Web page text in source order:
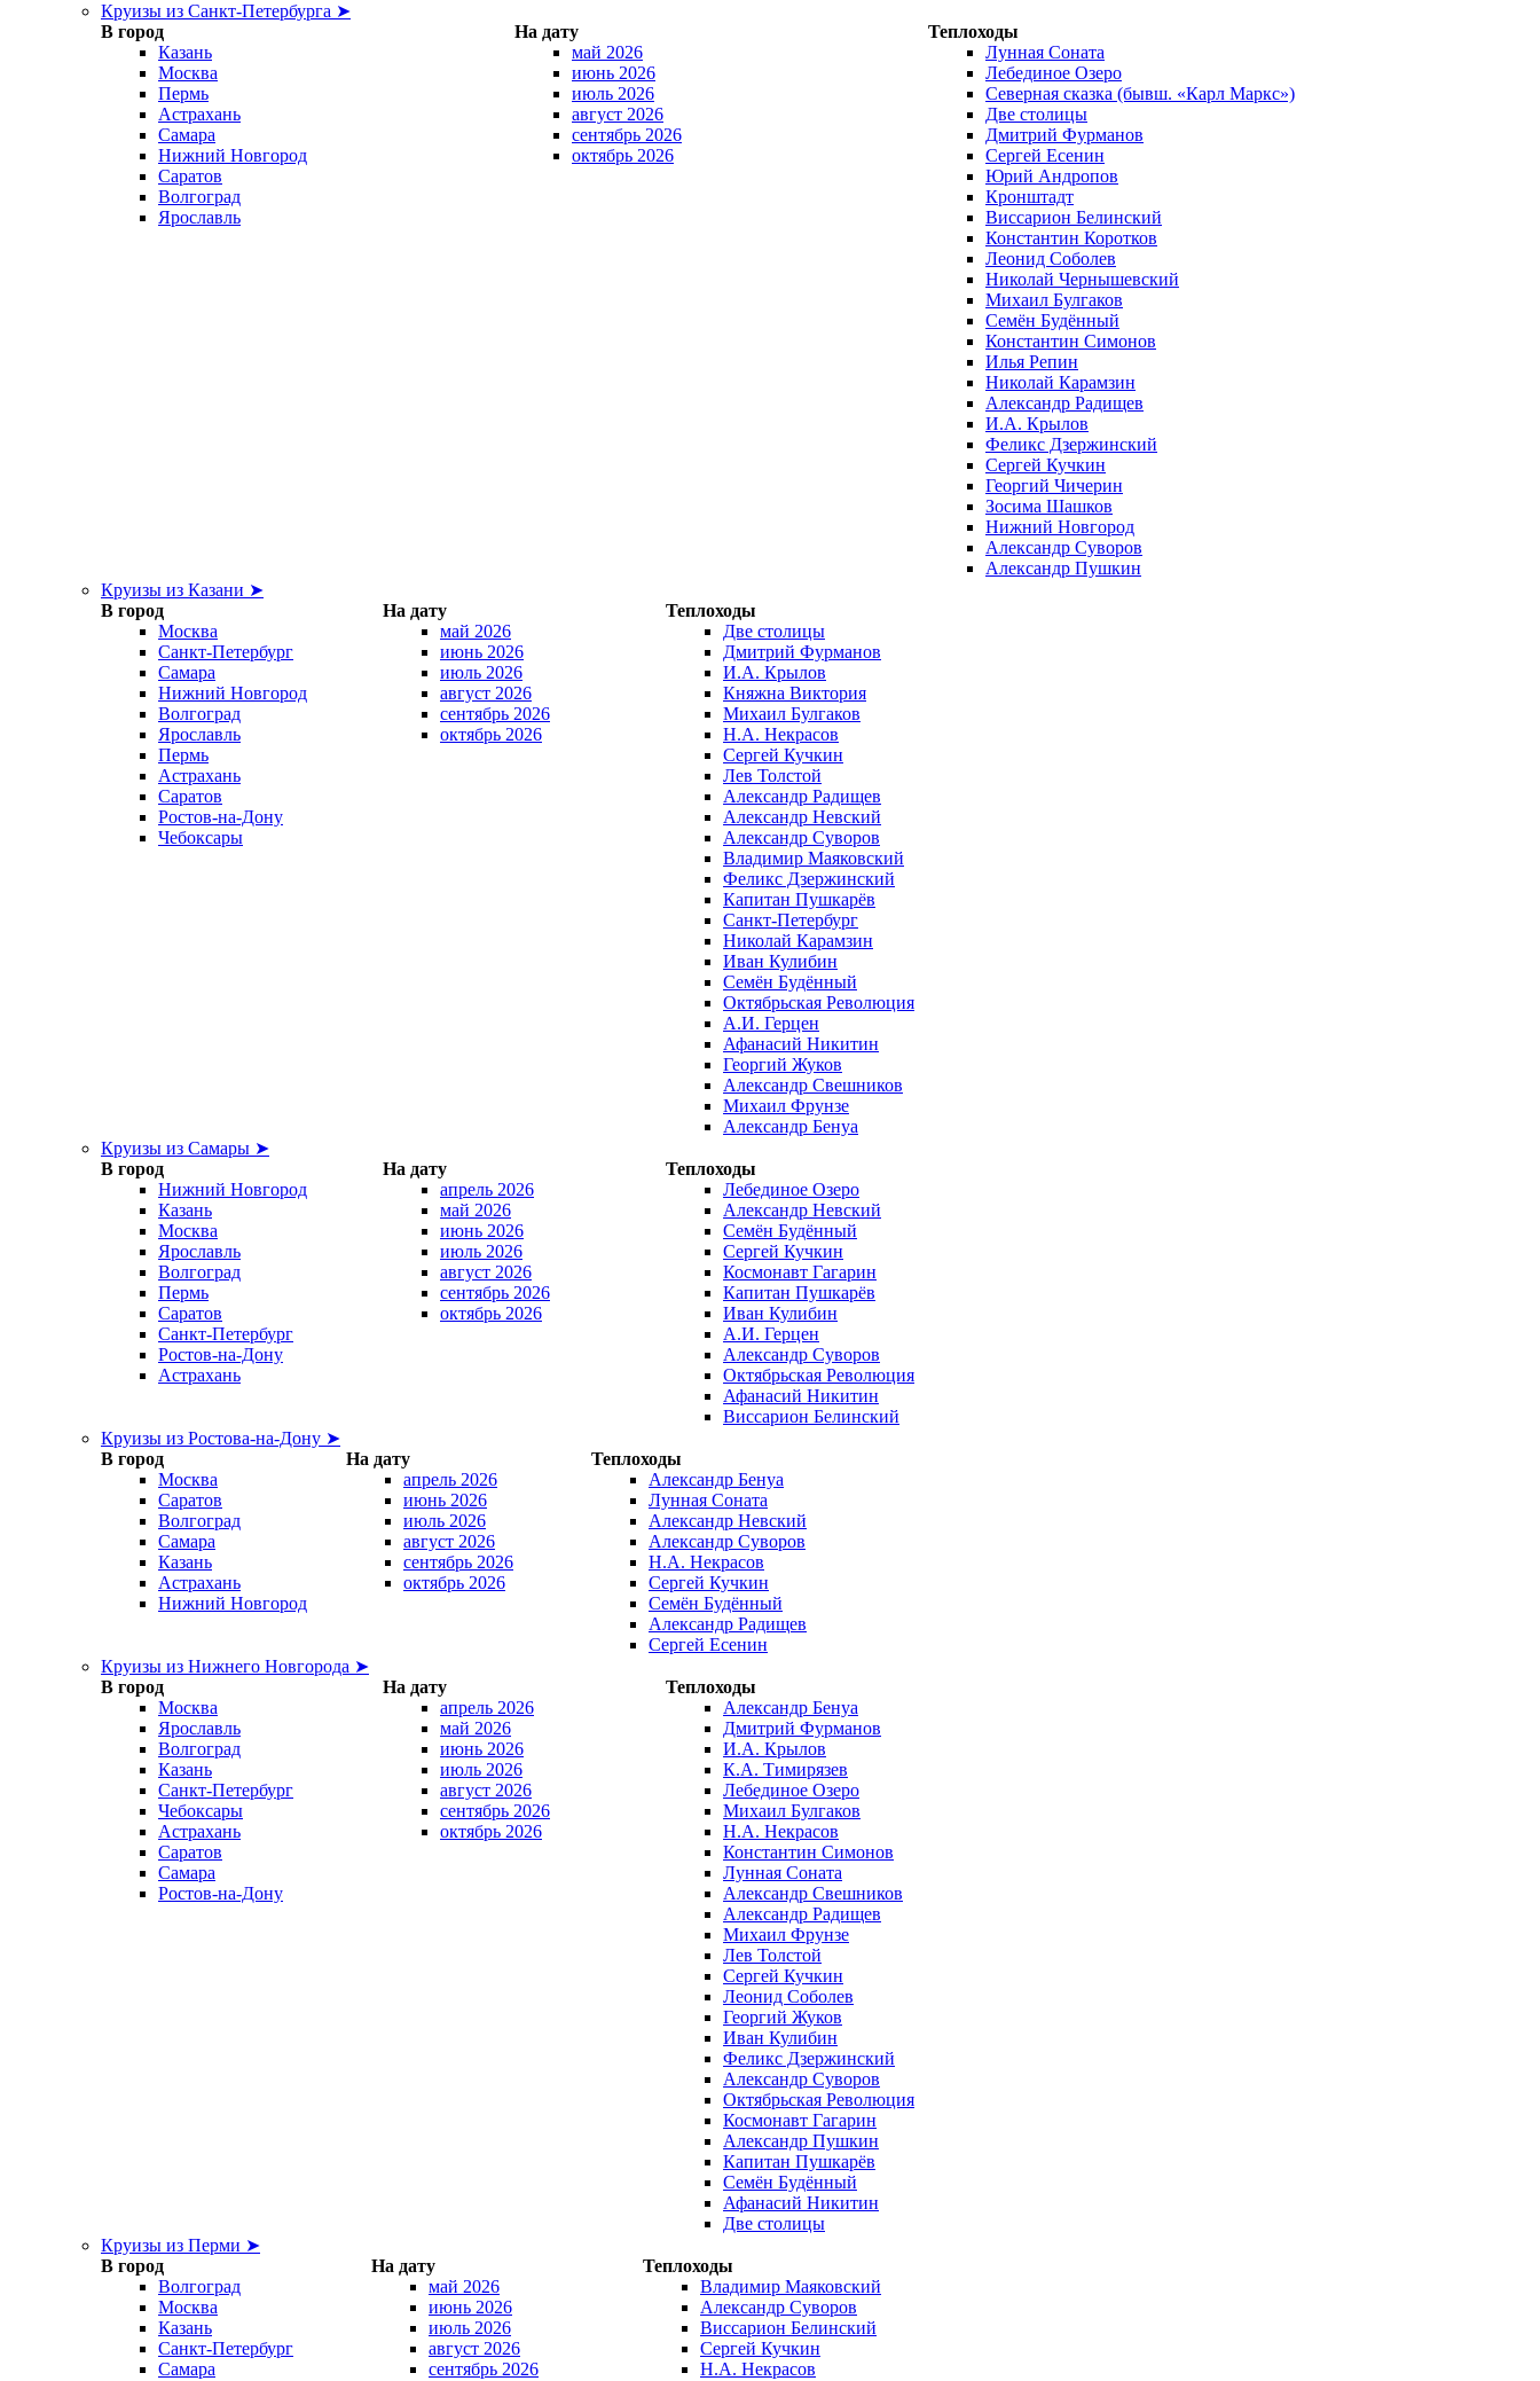
Круизы из Санкт-Петербурга ➤
В город
На дату
Теплоходы
Казань
Москва
Пермь
Астрахань
Самара
Нижний Новгород
Саратов
Волгоград
Ярославль
май 2026
июнь 2026
июль 2026
август 2026
сентябрь 2026
октябрь 2026
Лунная Соната
Лебединое Озеро
Северная сказка (бывш. «Карл Маркс»)
Две столицы
Дмитрий Фурманов
Сергей Есенин
Юрий Андропов
Кронштадт
Виссарион Белинский
Константин Коротков
Леонид Соболев
Николай Чернышевский
Михаил Булгаков
Семён Будённый
Константин Симонов
Илья Репин
Николай Карамзин
Александр Радищев
И.А. Крылов
Феликс Дзержинский
Сергей Кучкин
Георгий Чичерин
Зосима Шашков
Нижний Новгород
Александр Суворов
Александр Пушкин
Круизы из Казани ➤
В город
На дату
Теплоходы
Москва
Санкт-Петербург
Самара
Нижний Новгород
Волгоград
Ярославль
Пермь
Астрахань
Саратов
Ростов-на-Дону
Чебоксары
май 2026
июнь 2026
июль 2026
август 2026
сентябрь 2026
октябрь 2026
Две столицы
Дмитрий Фурманов
И.А. Крылов
Княжна Виктория
Михаил Булгаков
Н.А. Некрасов
Сергей Кучкин
Лев Толстой
Александр Радищев
Александр Невский
Александр Суворов
Владимир Маяковский
Феликс Дзержинский
Капитан Пушкарёв
Санкт-Петербург
Николай Карамзин
Иван Кулибин
Семён Будённый
Октябрьская Революция
А.И. Герцен
Афанасий Никитин
Георгий Жуков
Александр Свешников
Михаил Фрунзе
Александр Бенуа
Круизы из Самары ➤
В город
На дату
Теплоходы
Нижний Новгород
Казань
Москва
Ярославль
Волгоград
Пермь
Саратов
Санкт-Петербург
Ростов-на-Дону
Астрахань
апрель 2026
май 2026
июнь 2026
июль 2026
август 2026
сентябрь 2026
октябрь 2026
Лебединое Озеро
Александр Невский
Семён Будённый
Сергей Кучкин
Космонавт Гагарин
Капитан Пушкарёв
Иван Кулибин
А.И. Герцен
Александр Суворов
Октябрьская Революция
Афанасий Никитин
Виссарион Белинский
Круизы из Ростова-на-Дону ➤
В город
На дату
Теплоходы
Москва
Саратов
Волгоград
Самара
Казань
Астрахань
Нижний Новгород
апрель 2026
июнь 2026
июль 2026
август 2026
сентябрь 2026
октябрь 2026
Александр Бенуа
Лунная Соната
Александр Невский
Александр Суворов
Н.А. Некрасов
Сергей Кучкин
Семён Будённый
Александр Радищев
Сергей Есенин
Круизы из Нижнего Новгорода ➤
В город
На дату
Теплоходы
Москва
Ярославль
Волгоград
Казань
Санкт-Петербург
Чебоксары
Астрахань
Саратов
Самара
Ростов-на-Дону
апрель 2026
май 2026
июнь 2026
июль 2026
август 2026
сентябрь 2026
октябрь 2026
Александр Бенуа
Дмитрий Фурманов
И.А. Крылов
К.А. Тимирязев
Лебединое Озеро
Михаил Булгаков
Н.А. Некрасов
Константин Симонов
Лунная Соната
Александр Свешников
Александр Радищев
Михаил Фрунзе
Лев Толстой
Сергей Кучкин
Леонид Соболев
Георгий Жуков
Иван Кулибин
Феликс Дзержинский
Александр Суворов
Октябрьская Революция
Космонавт Гагарин
Александр Пушкин
Капитан Пушкарёв
Семён Будённый
Афанасий Никитин
Две столицы
Круизы из Перми ➤
В город
На дату
Теплоходы
Волгоград
Москва
Казань
Санкт-Петербург
Самара
май 2026
июнь 2026
июль 2026
август 2026
сентябрь 2026
Владимир Маяковский
Александр Суворов
Виссарион Белинский
Сергей Кучкин
Н.А. Некрасов